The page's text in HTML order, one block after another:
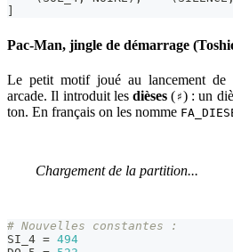
Pac-Man, jingle de démarrage
Le petit motif joué au lancement de
arcade. Il introduit lesdièses ( ♯) : un
ton. En français on les nomme
Chargement de la partition...
# Nouvelles constantes :
SI_4 = 494